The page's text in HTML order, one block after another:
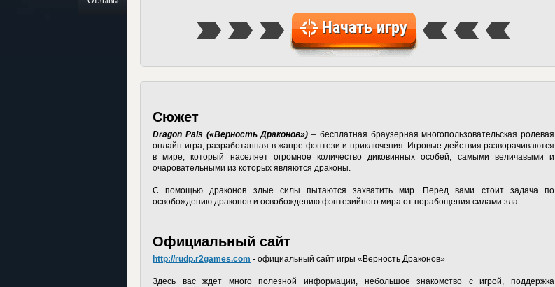
Начать игру
Сюжет
Dragon Pals («Верность Драконов») – бесплатная браузерная многопользовательская ролевая
онлайн-игра, разработанная в жанре фэнтези и приключения. Игровые действия разворачиваются
в мире, который населяет огромное количество диковинных особей, самыми величавыми и
очаровательными из которых являются драконы.
С помощью драконов злые силы пытаются захватить мир. Перед вами стоит задача по
освобождению драконов и освобождению фэнтезийного мира от порабощения силами зла.
Официальный сайт
http://rudp.r2games.com - официальный сайт игры «Верность Драконов»
Здесь вас ждет много полезной информации, небольшое знакомство с игрой, поддержка